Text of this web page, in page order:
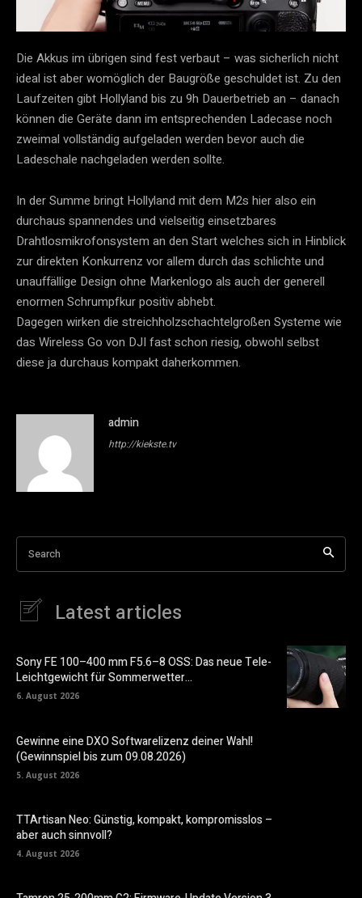
Die Akkus im übrigen sind fest verbaut – was sicherlich nicht
ideal ist aber womöglich der Baugröße geschuldet ist. Zu den
Laufzeiten gibt Hollyland bis zu 9h Dauerbetrieb an – danach
können die Geräte dann im entsprechenden Ladecase noch
zweimal vollständig aufgeladen werden bevor auch die
Ladeschale nachgeladen werden sollte.
In der Summe bringt Hollyland mit dem M2s hier also ein
durchaus spannendes und vielseitig einsetzbares
Drahtlosmikrofonsystem an den Start welches sich in Hinblick
zur direkten Konkurrenz vor allem durch das schlichte und
unauffällige Design ohne Markenlogo als auch der generell
enormen Schrumpfkur positiv abhebt.
Dagegen wirken die streichholzschachtelgroßen Systeme wie
das Wireless Go von DJI fast schon riesig, obwohl selbst
diese ja durchaus kompakt daherkommen.
admin
http://kiekste.tv
Search
Latest articles
Sony FE 100–400 mm F5.6–8 OSS: Das neue Tele-
Leichtgewicht für Sommerwetter…
6. August 2026
Gewinne eine DXO Softwarelizenz deiner Wahl!
(Gewinnspiel bis zum 09.08.2026)
5. August 2026
TTArtisan Neo: Günstig, kompakt, kompromisslos –
aber auch sinnvoll?
4. August 2026